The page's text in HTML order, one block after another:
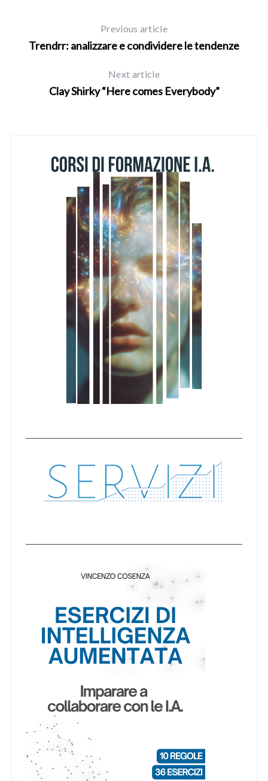
Previous article
Trendrr: analizzare e condividere le tendenze
Next article
Clay Shirky “Here comes Everybody”
: